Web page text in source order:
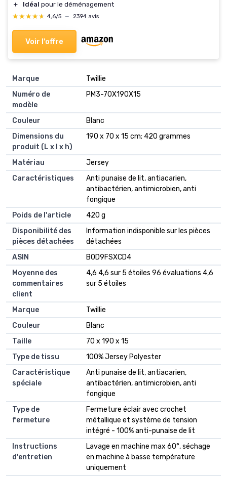
＋
Idéal pour le déménagement
★★★★★
★★★★★ 4,6/5 — 2394 avis
Voir l'offre
Marque
‎Twillie
Numéro de
modèle
‎PM3-70X190X15
Couleur
‎Blanc
Dimensions du
produit (L x l x h)
‎190 x 70 x 15 cm; 420 grammes
Matériau
‎Jersey
Caractéristiques
‎Anti punaise de lit, antiacarien,
antibactérien, antimicrobien, anti
fongique
Poids de l'article
‎420 g
Disponibilité des
pièces détachées
‎Information indisponible sur les pièces
détachées
ASIN
B0D9FSXCD4
Moyenne des
commentaires
client
4,6 4,6 sur 5 étoiles 96 évaluations 4,6
sur 5 étoiles
Marque
Twillie
Couleur
Blanc
Taille
70 x 190 x 15
Type de tissu
100% Jersey Polyester
Caractéristique
spéciale
Anti punaise de lit, antiacarien,
antibactérien, antimicrobien, anti
fongique
Type de
fermeture
Fermeture éclair avec crochet
métallique et système de tension
intégré - 100% anti-punaise de lit
Instructions
d'entretien
Lavage en machine max 60°, séchage
en machine à basse température
uniquement